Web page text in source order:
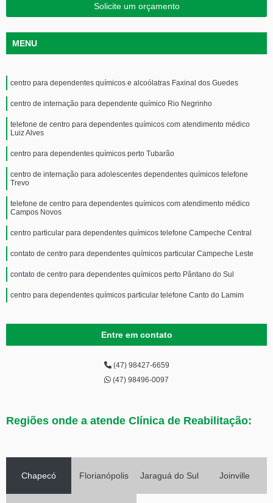
Solicite um orçamento
MENU
centro para dependentes químicos e alcoólatras Faxinal dos Guedes
centro de internação para dependente químico Rio Negrinho
telefone de centro para dependentes químicos com atendimento médico
Luiz Alves
centro para dependentes químicos perto Tubarão
centro de internação para adolescentes dependentes químicos telefone
Trevo
telefone de centro para dependentes químicos com atendimento médico
Campos Novos
centro particular para dependentes químicos telefone Campeche Central
contato de centro para dependentes químicos particular Campeche Leste
contato de centro para dependentes químicos perto Pântano do Sul
centro para dependentes químicos particular telefone Canto do Lamim
Entre em contato
(47) 98427-6659
(47) 98496-0097
Regiões onde a atende Clínica de Reabilitação:
Chapecó Florianópolis Jaraguá do Sul Joinville